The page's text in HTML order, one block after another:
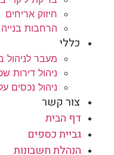
חיזוק אריחים
הרחבות בנייה
כללי
מעבר לניהול
ניהול דירות
ניהול נכסים
צור קשר
דף הבית
גביית כספים
הנהלת חשבונות